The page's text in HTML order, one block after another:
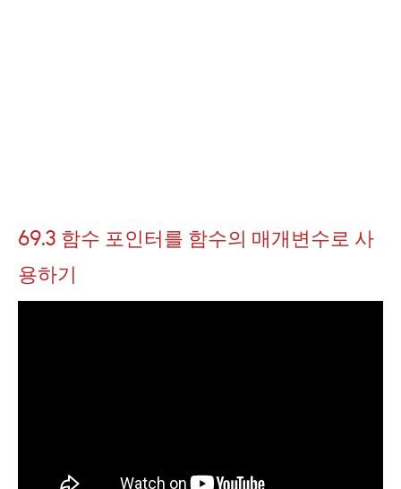
69.3 함수 포인터를 함수의 매개변수로 사
용하기